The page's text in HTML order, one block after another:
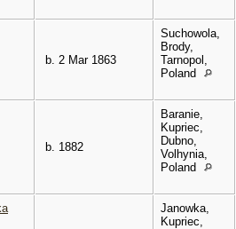
b. 2 Mar 1863
Suchowola,
Brody,
Tarnopol,
Poland
b. 1882
Baranie,
Kupriec,
Dubno,
Volhynia,
Poland
Janowka,
Kupriec,